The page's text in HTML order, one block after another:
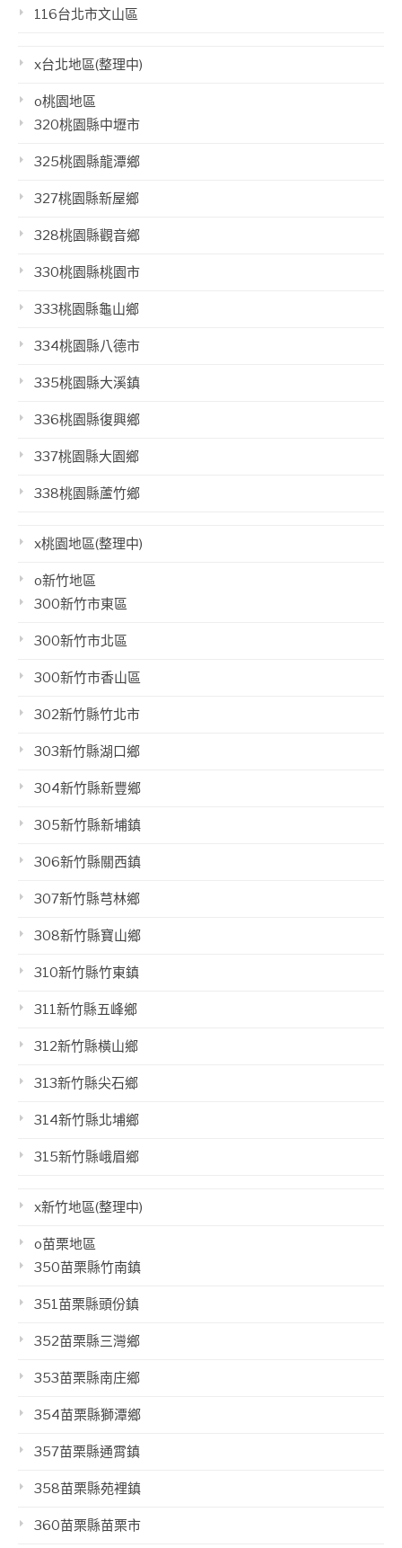
116台北市文山區
x台北地區(整理中)
o桃園地區
320桃園縣中壢市
325桃園縣龍潭鄉
327桃園縣新屋鄉
328桃園縣觀音鄉
330桃園縣桃園市
333桃園縣龜山鄉
334桃園縣八德市
335桃園縣大溪鎮
336桃園縣復興鄉
337桃園縣大園鄉
338桃園縣蘆竹鄉
x桃園地區(整理中)
o新竹地區
300新竹市東區
300新竹市北區
300新竹市香山區
302新竹縣竹北市
303新竹縣湖口鄉
304新竹縣新豐鄉
305新竹縣新埔鎮
306新竹縣關西鎮
307新竹縣芎林鄉
308新竹縣寶山鄉
310新竹縣竹東鎮
311新竹縣五峰鄉
312新竹縣橫山鄉
313新竹縣尖石鄉
314新竹縣北埔鄉
315新竹縣峨眉鄉
x新竹地區(整理中)
o苗栗地區
350苗栗縣竹南鎮
351苗栗縣頭份鎮
352苗栗縣三灣鄉
353苗栗縣南庄鄉
354苗栗縣獅潭鄉
357苗栗縣通霄鎮
358苗栗縣苑裡鎮
360苗栗縣苗栗市